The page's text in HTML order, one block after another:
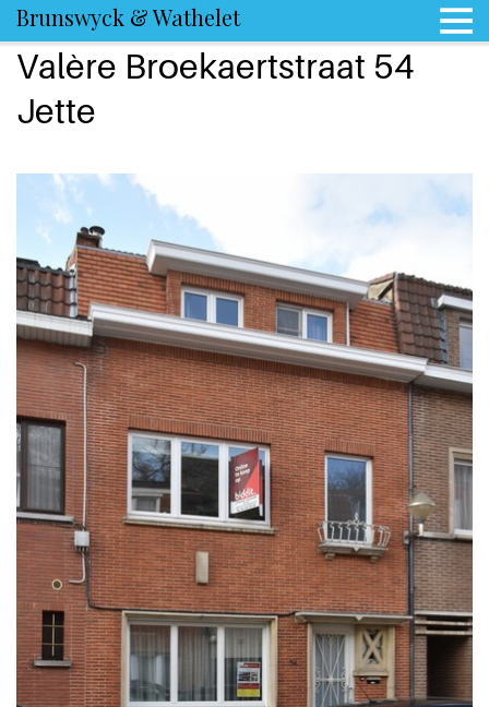
Brunswyck & Wathelet
Valère Broekaertstraat 54
Jette